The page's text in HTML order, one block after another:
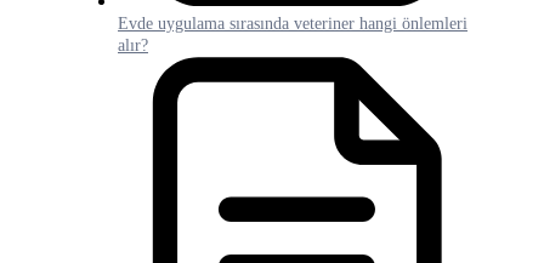
Evde uygulama sırasında veteriner hangi önlemleri
alır?